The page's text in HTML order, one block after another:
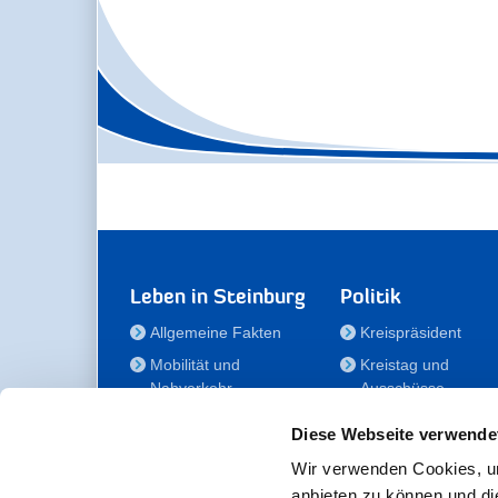
Diese Webseite
Wir verwenden Cookies,
Leben in Steinburg
Allgemeine Fakten
Mobilität und
Nahverkehr
Politik
Kreispräsident
Kreistag und
Ausschüsse
für Menschen mit
Behinderung